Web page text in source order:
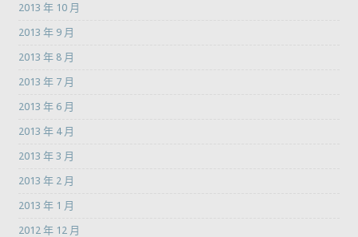
2013 年 10 月
2013 年 9 月
2013 年 8 月
2013 年 7 月
2013 年 6 月
2013 年 4 月
2013 年 3 月
2013 年 2 月
2013 年 1 月
2012 年 12 月